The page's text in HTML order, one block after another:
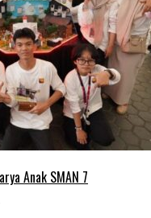
Anak SMAN 7